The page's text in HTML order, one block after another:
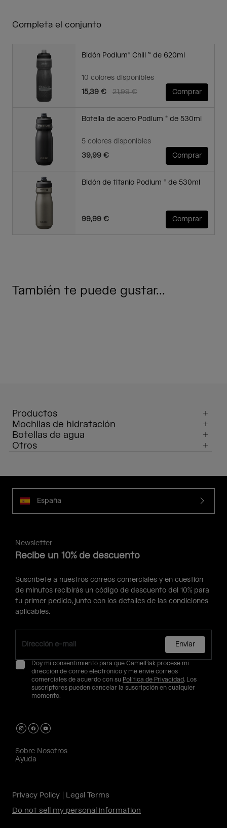
Completa el conjunto
Bidón Podium® Chill ™ de 620ml
10 colores disponibles
Price reduced from
21,99 €to
15,39 € Comprar
Botella de acero Podium ® de 530ml
5 colores disponibles
39,99 €
Comprar
Bidón de titanio Podium ® de 530ml
99,99 € Comprar
También te puede gustar...
Productos
Mochilas de hidratación
Botellas de agua
Otros
España
Newsletter
Recibe un 10% de descuento
Suscríbete a nuestros correos comerciales y en cuestión
de minutos recibirás un código de descuento del 10% para
tu primer pedido, junto con los detalles de las condiciones
aplicables.
Enviar
Doy mi consentimiento para que CamelBak procese mi
dirección de correo electrónico y me envíe correos
comerciales de acuerdo con su Política de Privacidad. Los
suscriptores pueden cancelar la suscripción en cualquier
momento.
Sobre Nosotros
Ayuda
Privacy Policy
Legal Terms
Do not sell my personal information